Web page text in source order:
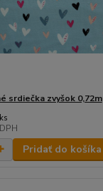
srdiečka zvyšok 0,72m
Pridať do košíka